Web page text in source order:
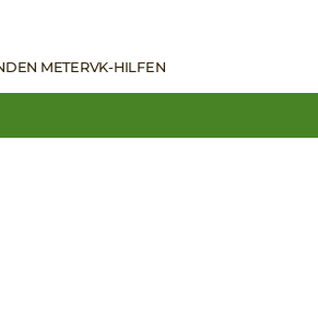
METERVK-HILFEN